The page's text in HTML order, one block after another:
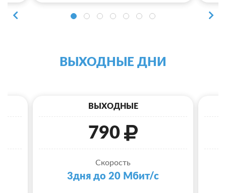
ВЫХОДНЫЕ ДНИ
ВЫХОДНЫЕ
790
Скорость
3дня до 20 Мбит/с